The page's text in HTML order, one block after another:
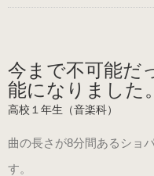
今まで不可能だ
能になりました。
高校１年生（音楽科）
曲の長さが8分間あるショ
す。